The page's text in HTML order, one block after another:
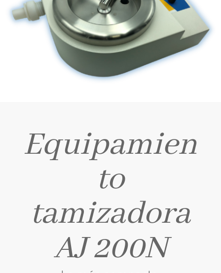
Equipamien
to
tamizadora
AJ 200N